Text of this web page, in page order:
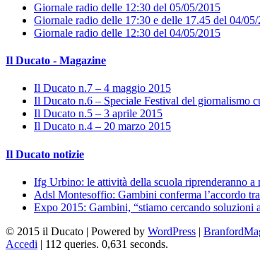
Giornale radio delle 12:30 del 05/05/2015
Giornale radio delle 17:30 e delle 17.45 del 04/
Giornale radio delle 12:30 del 04/05/2015
Il Ducato - Magazine
Il Ducato n.7 – 4 maggio 2015
Il Ducato n.6 – Speciale Festival del giornalismo
Il Ducato n.5 – 3 aprile 2015
Il Ducato n.4 – 20 marzo 2015
Il Ducato notizie
Ifg Urbino: le attività della scuola riprenderanno a
Adsl Montesoffio: Gambini conferma l’accordo
Expo 2015: Gambini, “stiamo cercando soluzioni
© 2015 il Ducato | Powered by WordPress |
Accedi | 112 queries. 0,631 seconds.